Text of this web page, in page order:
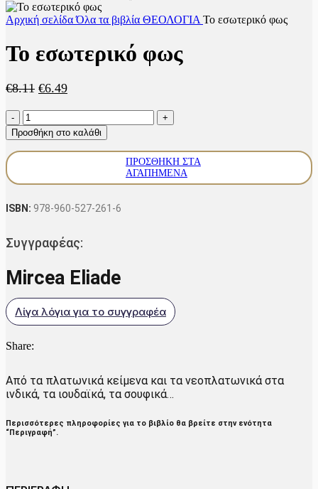
Αρχική σελίδαΌλα τα βιβλία ΘΕΟΛΟΓΙΑ Το εσωτερικό φως
Το εσωτερικό φως
€8.11 Original
€8.11.
€6.49Η
είναι:
€6.49.
Το
εσωτερικό
φως
ποσότητα
Προσθήκη στο καλάθι
ΠΡΟΣΘΉΚΗ ΣΤΑ
ΑΓΑΠΗΜΈΝΑ
ISBN: 978-960-527-261-6
Συγγραφέας:
Mircea Eliade
Λίγα λόγια για το συγγραφέα
Share:
Από τα πλατωνικά κείμενα και τα νεοπλατωνικά στα
ινδικά, τα ιουδαϊκά, τα σουφικά…
Περισσότερες πληροφορίες για το βιβλίο θα βρείτε στην ενότητα
“Περιγραφή”.